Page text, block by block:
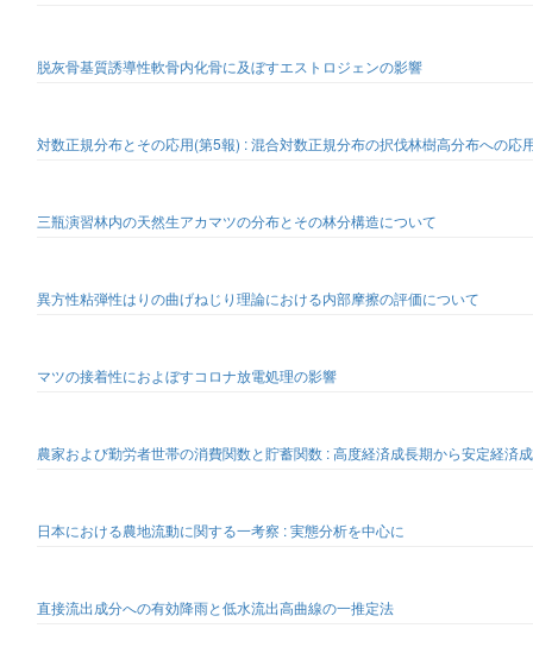
脱灰骨基質誘導性軟骨内化骨に及ぼすエストロジェンの影響
対数正規分布とその応用(第5報) : 混合対数正規分布の択伐林樹高分布への応
三瓶演習林内の天然生アカマツの分布とその林分構造について
異方性粘弾性はりの曲げねじり理論における内部摩擦の評価について
マツの接着性におよぼすコロナ放電処理の影響
農家および勤労者世帯の消費関数と貯蓄関数 : 高度経済成長期から安定経済
日本における農地流動に関する一考察 : 実態分析を中心に
直接流出成分への有効降雨と低水流出高曲線の一推定法